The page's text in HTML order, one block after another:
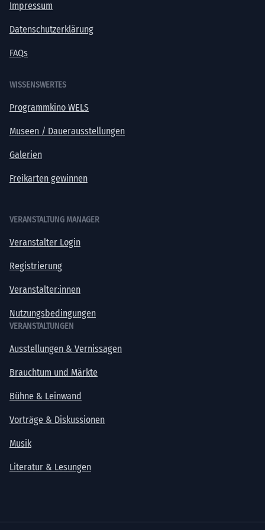
Impressum
Datenschutzerklärung
FAQs
WISSENSWERTES
Programmkino WELS
Museen / Dauerausstellungen
Galerien
Freikarten gewinnen
VERANSTALTUNG MANAGER
Veranstalter Login
Registrierung
Veranstalter:innen
Nutzungsbedingungen
VERANSTALTUNGEN
Ausstellungen & Vernissagen
Brauchtum und Märkte
Bühne & Leinwand
Vorträge & Diskussionen
Musik
Literatur & Lesungen